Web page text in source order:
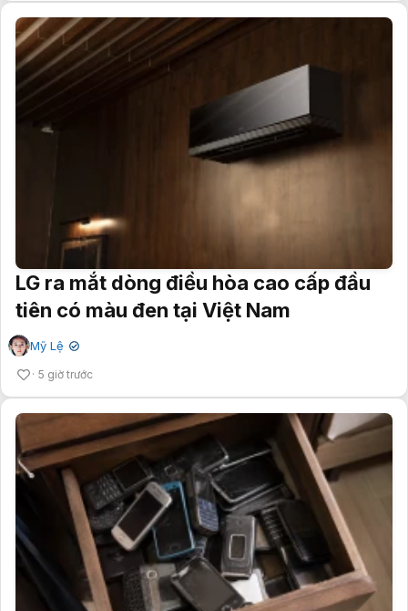
LG ra mắt dòng điều hòa cao cấp đầu
tiên có màu đen tại Việt Nam
Mỹ Lệ ✔
5 giờ trước